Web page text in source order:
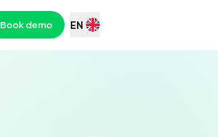
Book demo EN